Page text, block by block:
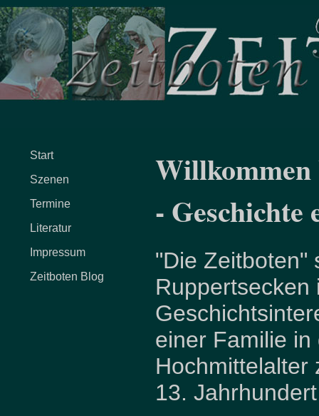
Start
Szenen
Termine
Literatur
Impressum
Zeitboten Blog
Willkommen
- Geschichte
"Die Zeitboten"
einer Familie
Hochmittelalter
13.